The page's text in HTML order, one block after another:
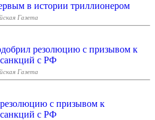
в истории триллионером
Газета
резолюцию с призывом к
с РФ
Газета
с призывом к
с РФ